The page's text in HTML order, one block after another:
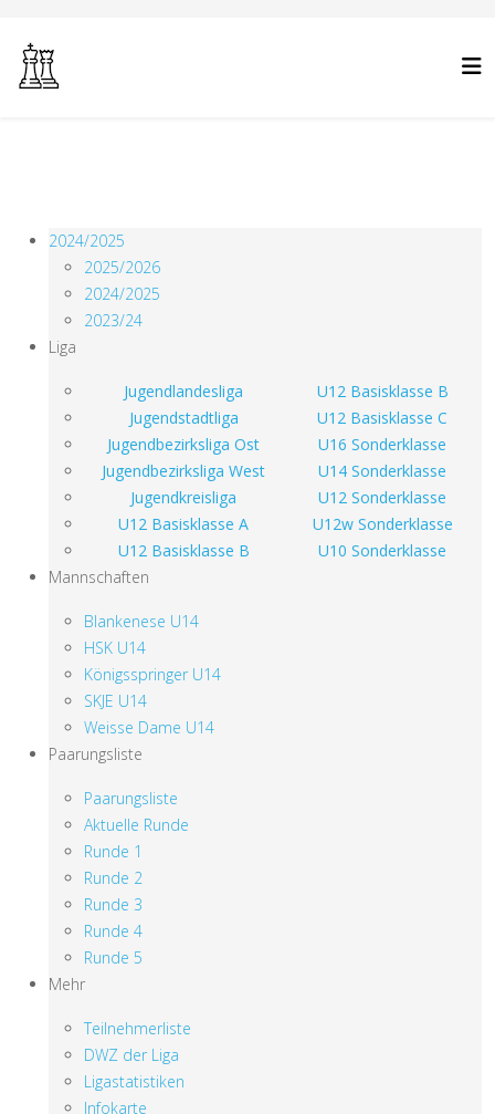
2024/2025
2025/2026
2024/2025
2023/24
Liga
Jugendlandesliga
U12 Basisklasse B
Jugendstadtliga
U12 Basisklasse C
Jugendbezirksliga Ost
U16 Sonderklasse
Jugendbezirksliga West
U14 Sonderklasse
Jugendkreisliga
U12 Sonderklasse
U12 Basisklasse A
U12w Sonderklasse
U12 Basisklasse B
U10 Sonderklasse
Mannschaften
Blankenese U14
HSK U14
Königsspringer U14
SKJE U14
Weisse Dame U14
Paarungsliste
Paarungsliste
Aktuelle Runde
Runde 1
Runde 2
Runde 3
Runde 4
Runde 5
Mehr
Teilnehmerliste
DWZ der Liga
Ligastatistiken
Infokarte